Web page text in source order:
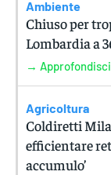
Ambiente
Chiuso per
Lombardia a
→ Approfondisci
Agricoltura
Coldiretti
efficientare
accumulo’